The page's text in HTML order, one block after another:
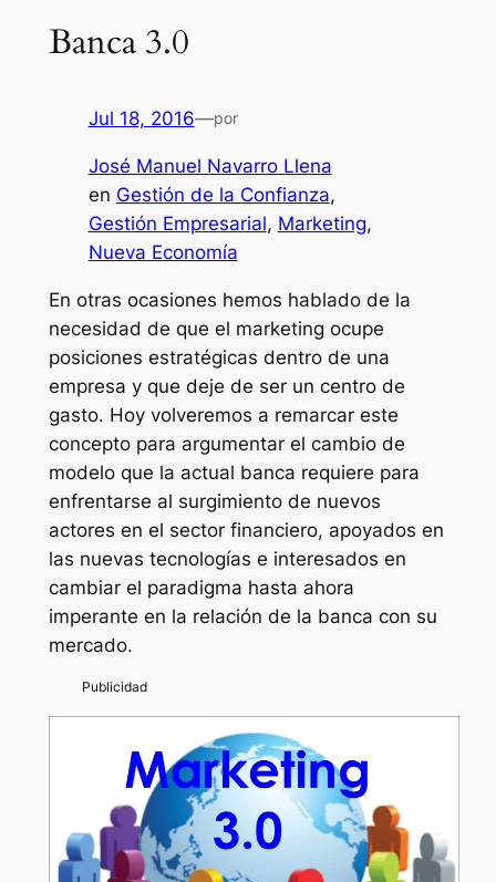
Banca 3.0
Jul 18, 2016—por
José Manuel Navarro Llena
en Gestión de la Confianza
Gestión Empresarial, Marketing
Nueva Economía
En otras ocasiones hemos hablado de la
necesidad de que el marketing ocupe
posiciones estratégicas dentro de una
empresa y que deje de ser un centro de
gasto. Hoy volveremos a remarcar este
concepto para argumentar el cambio de
modelo que la actual banca requiere para
enfrentarse al surgimiento de nuevos
actores en el sector financiero, apoyados en
las nuevas tecnologías e interesados en
cambiar el paradigma hasta ahora
imperante en la relación de la banca con su
mercado.